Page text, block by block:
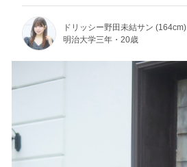
ドリッシー野田未結サン (164cm)
明治大学三年・20歳